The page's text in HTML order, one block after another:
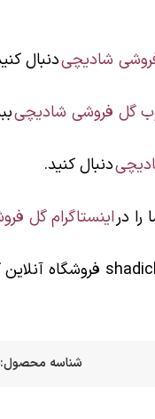
شادیچیدنبال
گل فروشی شادیچی
دنبال کنید.
را دراینستاگرام گل
شناسه محصول: